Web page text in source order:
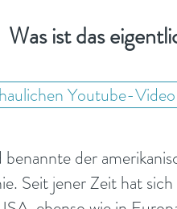
Was ist das
Youtube-
der
Seit jener Zeit hat